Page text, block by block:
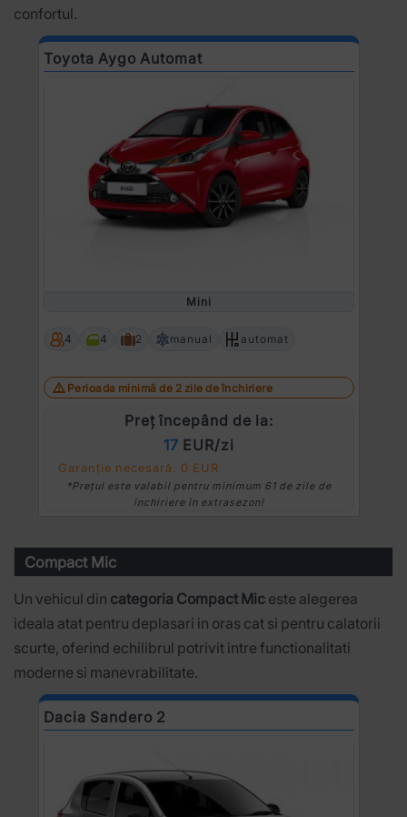
confortul.
Toyota Aygo Automat
Mini
4 4 2 manual automat
Perioada minimă de 2 zile de închiriere
Preț începând de la:
17 EUR/zi
Garanție necesară: 0 EUR
*Prețul este valabil pentru minimum 61 de zile de
închiriere în extrasezon!
Compact Mic
Un vehicul din categoria Compact Mic este alegerea
ideala atat pentru deplasari in oras cat si pentru calatorii
scurte, oferind echilibrul potrivit intre functionalitati
moderne si manevrabilitate.
Dacia Sandero 2